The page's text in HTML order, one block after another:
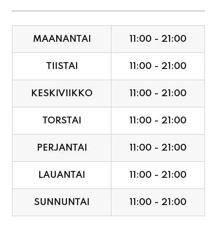
TIISTAI 11:00 - 21:00
KESKIVIIKKO 11:00 - 21:00
TORSTAI 11:00 - 21:00
PERJANTAI 11:00 - 21:00
LAUANTAI 11:00 - 21:00
SUNNUNTAI 11:00 - 21:00